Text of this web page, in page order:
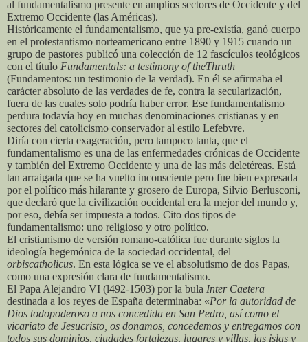
al fundamentalismo presente en amplios sectores de Occidente y del
Extremo Occidente (las Américas).
Históricamente el fundamentalismo, que ya pre-existía, ganó cuerpo
en el protestantismo norteamericano entre 1890 y 1915 cuando un
grupo de pastores publicó una colección de 12 fascículos teológicos
con el título Fundamentals: a testimony of theThruth
(Fundamentos: un testimonio de la verdad). En él se afirmaba el
carácter absoluto de las verdades de fe, contra la secularización,
fuera de las cuales solo podría haber error. Ese fundamentalismo
perdura todavía hoy en muchas denominaciones cristianas y en
sectores del catolicismo conservador al estilo Lefebvre.
Diría con cierta exageración, pero tampoco tanta, que el
fundamentalismo es una de las enfermedades crónicas de Occidente
y también del Extremo Occidente y una de las más deletéreas. Está
tan arraigada que se ha vuelto inconsciente pero fue bien expresada
por el político más hilarante y grosero de Europa, Silvio Berlusconi,
que declaró que la civilización occidental era la mejor del mundo y,
por eso, debía ser impuesta a todos. Cito dos tipos de
fundamentalismo: uno religioso y otro político.
El cristianismo de versión romano-católica fue durante siglos la
ideología hegemónica de la sociedad occidental, del
orbiscatholicus. En esta lógica se ve el absolutismo de dos Papas,
como una expresión clara de fundamentalismo.
El Papa Alejandro VI (l492-1503) por la bula Inter Caetera
destinada a los reyes de España determinaba: «Por la autoridad de
Dios todopoderoso a nos concedida en San Pedro, así como el
vicariato de Jesucristo, os donamos, concedemos y entregamos con
todos sus dominios, ciudades fortalezas, lugares y villas, las islas y